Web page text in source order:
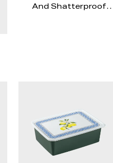
And Shatterproof